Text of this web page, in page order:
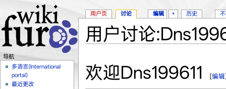
用户讨论
欢迎Dns199611 [编辑
用户页 讨论 编辑 + 历史
导航
多语言(International
portal)
最近更改